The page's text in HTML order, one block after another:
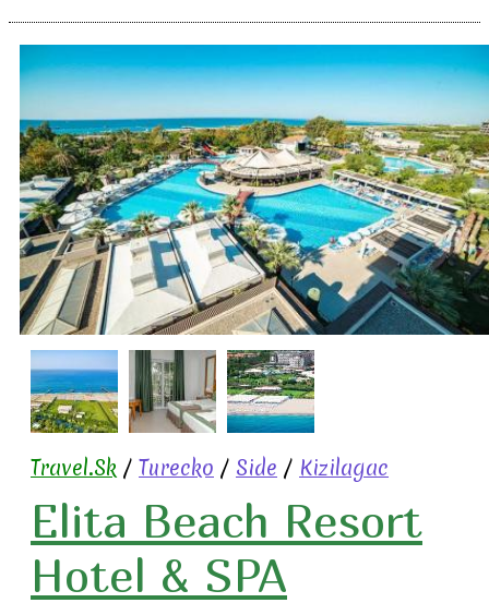
Travel.Sk / Turecko / Side / Kizilagac
Elita Beach Resort
Hotel & SPA